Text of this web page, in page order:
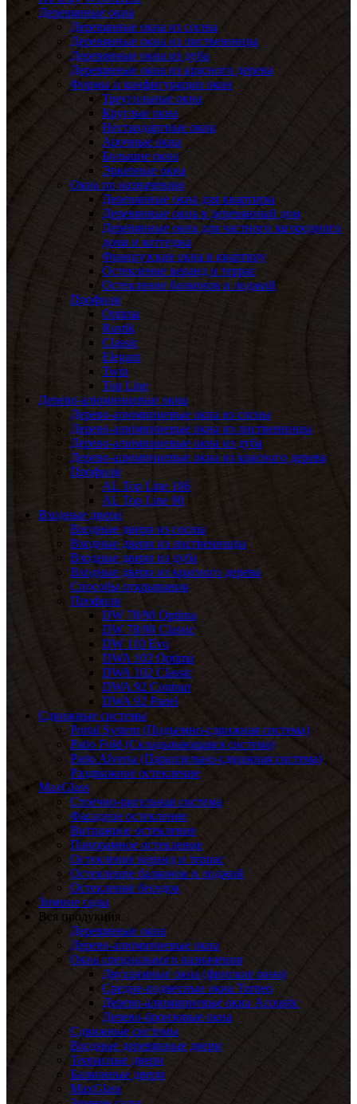
Деревянные окна
Деревянные окна из сосны
Деревянные окна из лиственницы
Деревянные окна из дуба
Деревянные окна из красного дерева
Формы и конфигурации окон
Треугольные окна
Круглые окна
Нестандартные окна
Арочные окна
Большие окна
Эркерные окна
Окна по назначению
Деревянные окна для квартиры
Деревянные окна в деревянный дом
Деревянные окна для частного загородного
дома и коттеджа
Французские окна в квартиру
Остекление веранд и террас
Остекление балконов и лоджий
Профили
Optima
Rustik
Classic
Elegant
Twin
Top Line
Дерево-алюминиевые окна
Дерево-алюминиевые окна из сосны
Дерево-алюминиевые окна из лиственницы
Дерево-алюминиевые окна из дуба
Дерево-алюминиевые окна из красного дерева
Профили
AL Top Line 106
AL Top Line 90
Входные двери
Входные двери из сосны
Входные двери из лиственницы
Входные двери из дуба
Входные двери из красного дерева
Способы открывания
Профили
DW 78/90 Optima
DW 78/90 Classic
DW 110 Evo
DWA 102 Optima
DWA 102 Classic
DWA 92 Contour
DWA 92 Panel
Сдвижные системы
Portal System (Подъемно-сдвижная система)
Patio Fold (Складывающаяся система)
Patio Alversa (Параллельно-сдвижная система)
Раздвижное остекление
MaxGlass
Стоечно-ригельная система
Фасадное остекление
Витражное остекление
Панорамное остекление
Остекление веранд и террас
Остекление балконов и лоджий
Остекление беседок
Зимние сады
Вся продукция
Деревянные окна
Дерево-алюминиевые окна
Окна специального назначения
Двухрамные окна (финские окна)
Средне-подвесные окна Turneo
Дерево-алюминиевые окна Acoustic
Дерево-бронзовые окна
Сдвижные системы
Входные деревянные двери
Террасные двери
Балконные двери
MaxGlass